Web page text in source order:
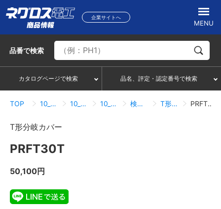
企業サイトへ
MENU
品番で検索
カタログページで検索 品名、評定・認定番号で検索
TOP 10_ケーブルラック 10_21_PRタイプ 10_21_08_カバー 検索結果一覧 T形分岐カバー PRFT30T
T形分岐カバー
PRFT30T
50,100円